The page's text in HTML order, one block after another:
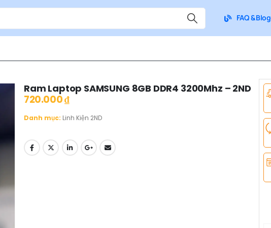
FAQ & Blog
Ram Laptop SAMSUNG 8GB DDR4 3200Mhz – 2ND
720.000₫
Danh mục: Linh Kiện 2ND